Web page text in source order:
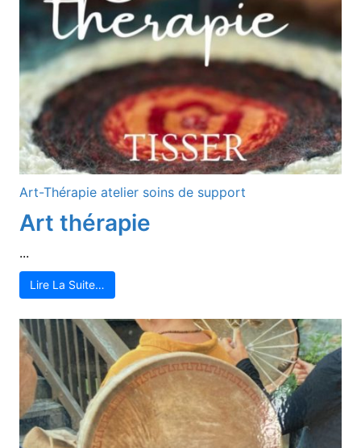
Art-Thérapie atelier soins de support
Art thérapie
...
Lire La Suite…